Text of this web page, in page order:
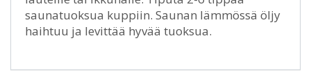
saunatuoksua kuppiin. Saunan lämmössä öljy
haihtuu ja levittää hyvää tuoksua.